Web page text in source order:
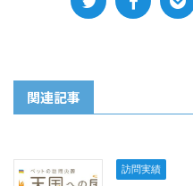
関連記事
訪問実績